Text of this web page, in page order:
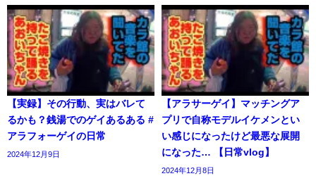
【実録】その行動、実はバレて
るかも？銭湯でのゲイあるある #
アラフォーゲイの日常
2024年12月9日
【アラサーゲイ】マッチングア
プリで自称モデルイケメンとい
い感じになったけど最悪な展開
になった… 【日常vlog】
2024年12月8日